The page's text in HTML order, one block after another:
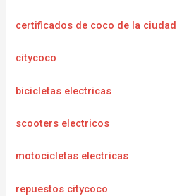
certificados de coco de la ciudad
citycoco
bicicletas electricas
scooters electricos
motocicletas electricas
repuestos citycoco